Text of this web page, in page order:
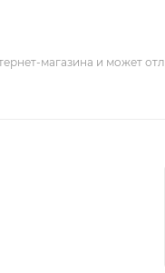
магазина и может